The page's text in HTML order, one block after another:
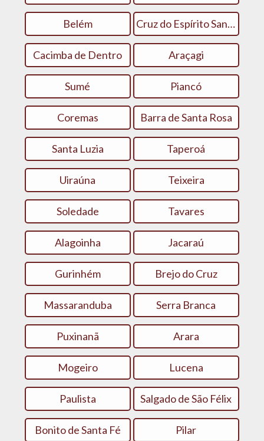
Belém Cruz do Espírito Santo
Cacimba de Dentro Araçagi
Sumé Piancó
Coremas Barra de Santa Rosa
Santa Luzia Taperoá
Uiraúna Teixeira
Soledade Tavares
Alagoinha Jacaraú
Gurinhém Brejo do Cruz
Massaranduba Serra Branca
Puxinanã Arara
Mogeiro Lucena
Paulista Salgado de São Félix
Bonito de Santa Fé Pilar